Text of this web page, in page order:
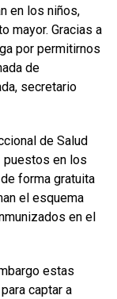
en los niños,
mayor. Gracias a
por permitirnos
de
secretario
de Salud
puestos en los
forma gratuita
el esquema
en el
estas
captar a